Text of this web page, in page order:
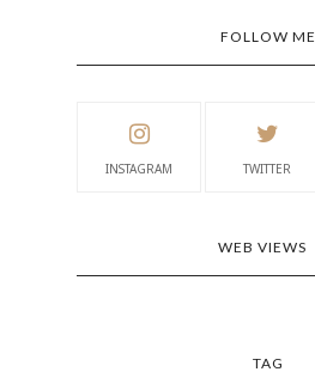
FOLLOW ME
INSTAGRAM TWITTER
WEB VIEWS
TAG